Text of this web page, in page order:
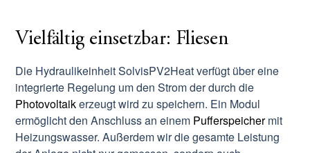
Vielfältig einsetzbar: Fliesen
Die Hydraulikeinheit SolvisPV2Heat verfügt über eine
integrierte Regelung um den Strom der durch die
Photovoltaikerzeugt wird zu speichern. Ein Modul
ermöglicht den Anschluss an einem Pufferspeichermit
Heizungswasser. Außerdem wir die gesamte Leistung